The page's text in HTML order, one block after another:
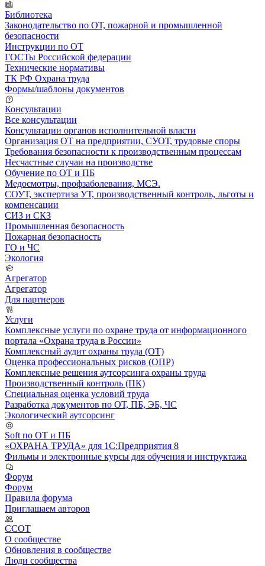
Библиотека
Законодательство по ОТ, пожарной и промышленной
безопасности
Инструкции по ОТ
ГОСТы Российской федерации
Технические нормативы
ТК РФ Охрана труда
Формы/шаблоны документов
Консультации
Все консультации
Консультации органов исполнительной власти
Организация ОТ на предприятии, СУОТ, трудовые споры
Требования безопасности к производственным процессам
Несчастные случаи на производстве
Обучение по ОТ и ПБ
Медосмотры, профзаболевания, МСЭ.
СОУТ, экспертиза УТ, производственный контроль, льготы и
компенсации
СИЗ и СКЗ
Промышленная безопасность
Пожарная безопасность
ГО и ЧС
Экология
Агрегатор
Агрегатор
Для партнеров
Услуги
Комплексные услуги по охране труда от информационного
портала «Охрана труда в России»
Комплексный аудит охраны труда (ОТ)
Оценка профессиональных рисков (ОПР)
Комплексные решения аутсорсинга охраны труда
Производственный контроль (ПК)
Специальная оценка условий труда
Разработка документов по ОТ, ПБ, ЭБ, ЧС
Экологический аутсорсинг
Soft по ОТ и ПБ
«ОХРАНА ТРУДА» для 1С:Предприятия 8
Фильмы и электронные курсы для обучения и инструктажа
Форум
Форум
Правила форума
Приглашаем авторов
ССОТ
О сообществе
Обновления в сообществе
Люди сообщества